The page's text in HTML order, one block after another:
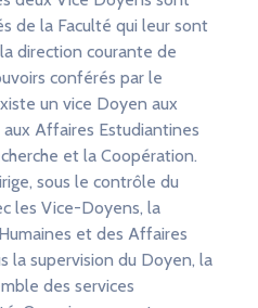
de la Faculté qui leur sont
direction courante de
conférés par le
un vice Doyen aux
Affaires Estudiantines
et la Coopération.
sous le contrôle du
les Vice-Doyens, la
et des Affaires
la supervision du Doyen, la
des services